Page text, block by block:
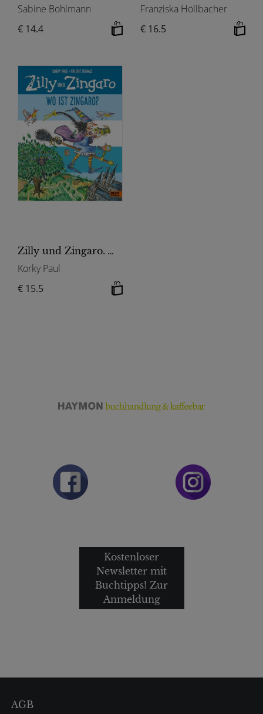
Sabine Bohlmann
€ 14.4
Franziska Höllbacher
€ 16.5
Zilly und Zingaro. Wo ist Zingaro?
Korky Paul
€ 15.5
Kostenloser
Newsletter mit
Buchtipps! Zur
Anmeldung
AGB